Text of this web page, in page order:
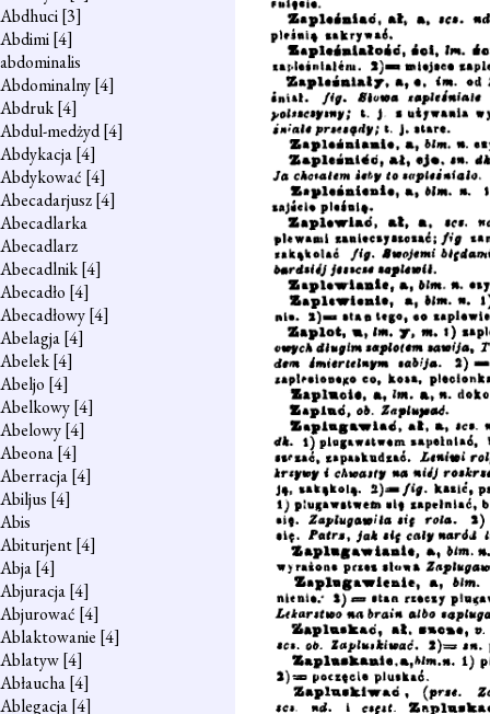
Abdhuci[3]
Abdimi[4]
abdominalis
Abdominalny[4]
Abdruk[4]
Abdul-medżyd[4]
Abdykacja[4]
Abdykować [4]
Abecadarjusz[4]
Abecadlarka
Abecadlarz
Abecadlnik[4]
Abecadło [4]
Abecadłowy[4]
Abelagja[4]
Abelek[4]
Abeljo [4]
Abelkowy[4]
Abelowy[4]
Abeona[4]
Aberracja[4]
Abiljus [4]
Abis
Abiturjent[4]
Abja[4]
Abjuracja[4]
Abjurować [4]
Ablaktowanie [4]
Ablatyw[4]
Abłaucha[4]
Ablegacja[4]